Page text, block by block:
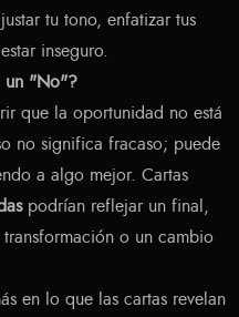
tu tono, enfatizar tus
inseguro.
un "No"?
que la oportunidad no está
no significa fracaso; puede
a algo mejor. Cartas
podrían reflejar un final,
o un cambio
en lo que las cartas revelan